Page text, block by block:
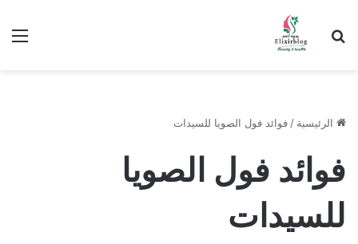
ابحث عن
الرئيسية / فوائد فول الصويا للسيدات
فوائد فول الصويا
للسيدات